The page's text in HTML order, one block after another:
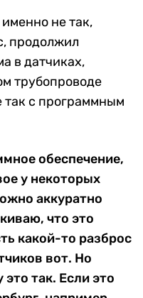
не так,
продолжил
в датчиках,
трубопроводе
так с программным
обеспечение,
у некоторых
аккуратно
что это
какой-то разброс
вот. Но
так. Если это